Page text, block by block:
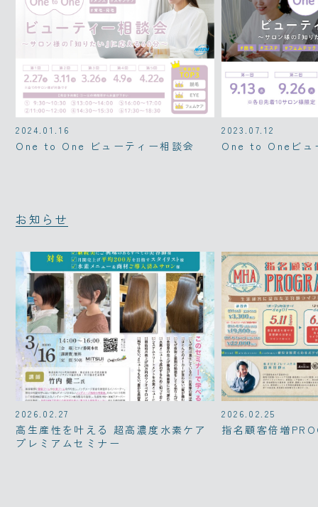
2024.01.16
One to One ビューティー相談会
2023.07.12
One to Oneビュ
お知らせ
2026.02.27
高生産性を叶える 超高濃度水素ケア
プレミアムセミナー
2026.02.25
指名顧客倍増